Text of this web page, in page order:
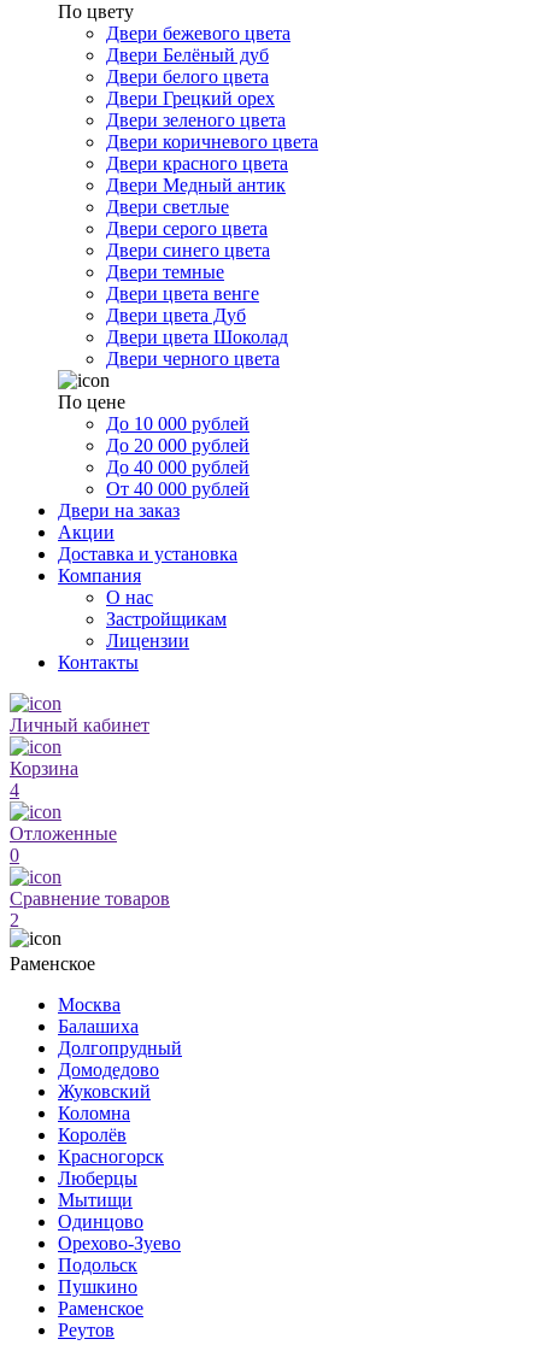
По цвету
Двери бежевого цвета
Двери Белёный дуб
Двери белого цвета
Двери Грецкий орех
Двери зеленого цвета
Двери коричневого цвета
Двери красного цвета
Двери Медный антик
Двери светлые
Двери серого цвета
Двери синего цвета
Двери темные
Двери цвета венге
Двери цвета Дуб
Двери цвета Шоколад
Двери черного цвета
По цене
До 10 000 рублей
До 20 000 рублей
До 40 000 рублей
От 40 000 рублей
Двери на заказ
Акции
Доставка и установка
Компания
О нас
Застройщикам
Лицензии
Контакты
Личный кабинет
Корзина
4
Отложенные
0
Сравнение товаров
2
Раменское
Москва
Балашиха
Долгопрудный
Домодедово
Жуковский
Коломна
Королёв
Красногорск
Люберцы
Мытищи
Одинцово
Орехово-Зуево
Подольск
Пушкино
Раменское
Реутов